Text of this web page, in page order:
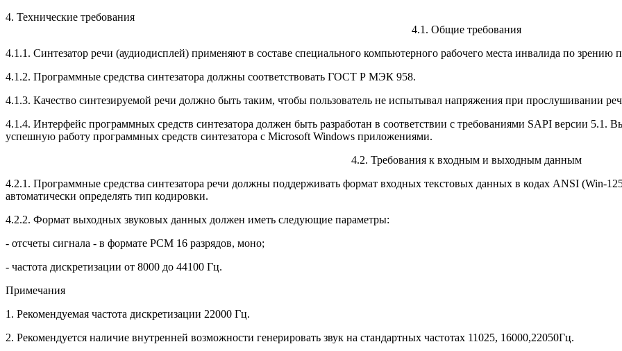
4. Технические требования
4.1. Общие требования
4.1.1. Синтезатор речи (аудиодисплей) применяют в составе специального компьютерного рабочего места инвалида по
4.1.2. Программные средства синтезатора должны соответствовать ГОСТ Р МЭК 958.
4.1.3. Качество синтезируемой речи должно быть таким, чтобы пользователь не испытывал напряжения при прослушивании
4.1.4. Интерфейс программных средств синтезатора должен быть разработан в соответствии с требованиями SAPI версии 5.1.
успешную работу программных средств синтезатора с Microsoft Windows приложениями.
4.2. Требования к входным и выходным данным
4.2.1. Программные средства синтезатора речи должны поддерживать формат входных текстовых данных в кодах ANSI (Win-
автоматически определять тип кодировки.
4.2.2. Формат выходных звуковых данных должен иметь следующие параметры:
- отсчеты сигнала - в формате РСМ 16 разрядов, моно;
- частота дискретизации от 8000 до 44100 Гц.
Примечания
1. Рекомендуемая частота дискретизации 22000 Гц.
2. Рекомендуется наличие внутренней возможности генерировать звук на стандартных частотах 11025, 16000,22050Гц.